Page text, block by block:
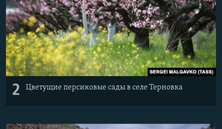
2 Цветущие персиковые сады в селе Терновка